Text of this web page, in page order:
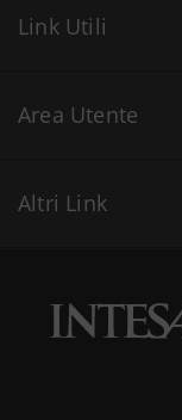
Link Utili
Area Utente
Altri Link